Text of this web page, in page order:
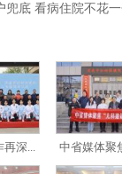
兜底 看病住院不花
再深... 中省媒体聚